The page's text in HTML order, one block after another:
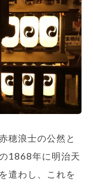
穂浪士の公然と
1868年に明治天
遣わし、これを